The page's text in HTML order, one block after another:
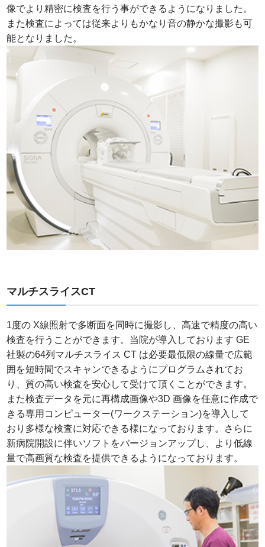
像でより精密に検査を行う事ができるようになりました。
また検査によっては従来よりもかなり音の静かな撮影も可
能となりました。
マルチスライスCT
1度の X線照射で多断面を同時に撮影し、高速で精度の高い
検査を行うことができます。当院が導入しております GE
社製の64列マルチスライス CT は必要最低限の線量で広範
囲を短時間でスキャンできるようにプログラムされてお
り、質の高い検査を安心して受けて頂くことができます。
また検査データを元に再構成画像や3D 画像を任意に作成で
きる専用コンピューター(ワークステーション)を導入して
おり多様な検査に対応できる様になっております。さらに
新病院開設に伴いソフトをバージョンアップし、より低線
量で高画質な検査を提供できるようになっております。